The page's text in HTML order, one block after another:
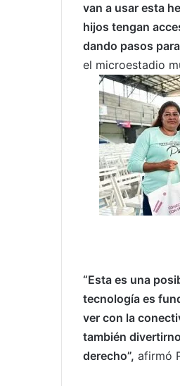
van a usar esta
hijos tengan
dando pasos
el microestadio
“Esta es una
tecnología es
ver con la
también
derecho”, afirmó